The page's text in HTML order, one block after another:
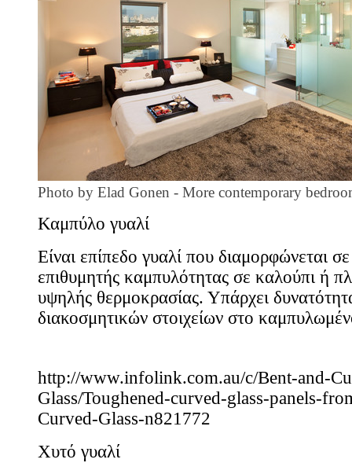
Photo by Elad Gonen - More contemporary
Καμπύλο γυαλί
Είναι επίπεδο γυαλί που διαμορφώνεται
επιθυμητής καμπυλότητας σε καλούπι ή
υψηλής θερμοκρασίας. Υπάρχει
διακοσμητικών στοιχείων στο
http://www.infolink.com.au/c/Bent-and-
Glass/Toughened-curved-glass-panels-
Curved-Glass-n821772
Χυτό γυαλί